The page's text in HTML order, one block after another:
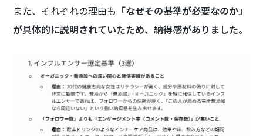
また、それぞれの理由も 「なぜその基準が必要なのか」
が具体的に説明されていたため、納得感がありました。